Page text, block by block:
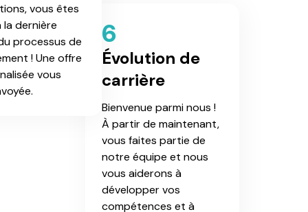
vous êtes
la dernière
processus de
! Une offre
vous
6
Évolution de
carrière
Bienvenue parmi nous !
À partir de maintenant,
vous faites partie de
notre équipe et nous
vous aiderons à
développer vos
compétences et à